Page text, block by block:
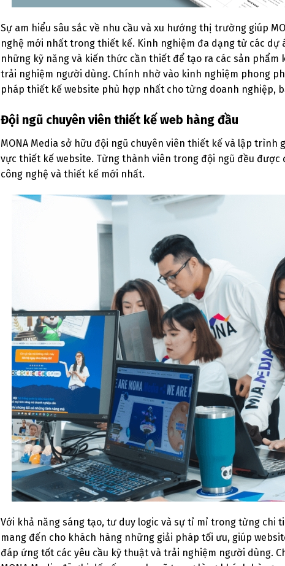
Sự am hiểu sâu sắc về nhu cầu và xu hướng thị trường giúp
nghệ mới nhất trong thiết kế. Kinh nghiệm đa dạng từ các
những kỹ năng và kiến thức cần thiết để tạo ra các sản
trải nghiệm người dùng. Chính nhờ vào kinh nghiệm phong
pháp thiết kế website phù hợp nhất cho từng doanh nghiệp,
Đội ngũ chuyên viên thiết kế web hàng đầu
MONA Media sở hữu đội ngũ chuyên viên thiết kế và lập
vực thiết kế website. Từng thành viên trong đội ngũ đều
công nghệ và thiết kế mới nhất.
Với khả năng sáng tạo, tư duy logic và sự tỉ mỉ trong từng chi
mang đến cho khách hàng những giải pháp tối ưu, giúp
đáp ứng tốt các yêu cầu kỹ thuật và trải nghiệm người dùng.